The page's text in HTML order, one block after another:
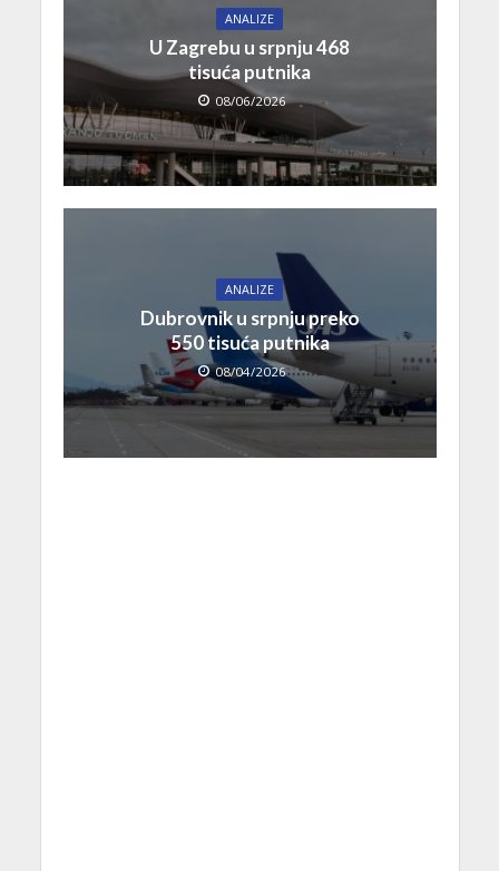
ANALIZE
U Zagrebu u srpnju 468
tisuća putnika
08/06/2026
ANALIZE
Dubrovnik u srpnju preko
550 tisuća putnika
08/04/2026